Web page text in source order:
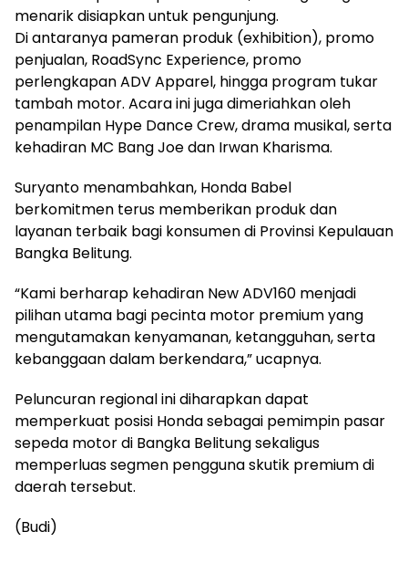
menarik disiapkan untuk pengunjung.
Di antaranya pameran produk (exhibition), promo
penjualan, RoadSync Experience, promo
perlengkapan ADV Apparel, hingga program tukar
tambah motor. Acara ini juga dimeriahkan oleh
penampilan Hype Dance Crew, drama musikal, serta
kehadiran MC Bang Joe dan Irwan Kharisma.
Suryanto menambahkan, Honda Babel
berkomitmen terus memberikan produk dan
layanan terbaik bagi konsumen di Provinsi Kepulauan
Bangka Belitung.
“Kami berharap kehadiran New ADV160 menjadi
pilihan utama bagi pecinta motor premium yang
mengutamakan kenyamanan, ketangguhan, serta
kebanggaan dalam berkendara,” ucapnya.
Peluncuran regional ini diharapkan dapat
memperkuat posisi Honda sebagai pemimpin pasar
sepeda motor di Bangka Belitung sekaligus
memperluas segmen pengguna skutik premium di
daerah tersebut.
(Budi)